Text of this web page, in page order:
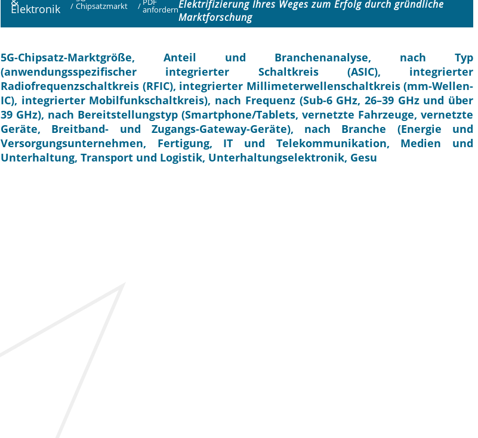
Elektronik / Chipsatzmarkt / anfordernElektrifizierung Ihres Weges zum Erfolg durch gründliche
Marktforschung
5G-Chipsatz-Marktgröße, Anteil und Branchenanalyse, nach Typ
(anwendungsspezifischer integrierter Schaltkreis (ASIC), integrierter
Radiofrequenzschaltkreis (RFIC), integrierter Millimeterwellenschaltkreis (mm-Wellen-
IC), integrierter Mobilfunkschaltkreis), nach Frequenz (Sub-6 GHz, 26–39 GHz und über
39 GHz), nach Bereitstellungstyp (Smartphone/Tablets, vernetzte Fahrzeuge, vernetzte
Geräte, Breitband- und Zugangs-Gateway-Geräte), nach Branche (Energie und
Versorgungsunternehmen, Fertigung, IT und Telekommunikation, Medien und
Unterhaltung, Transport und Logistik, Unterhaltungselektronik, Gesu